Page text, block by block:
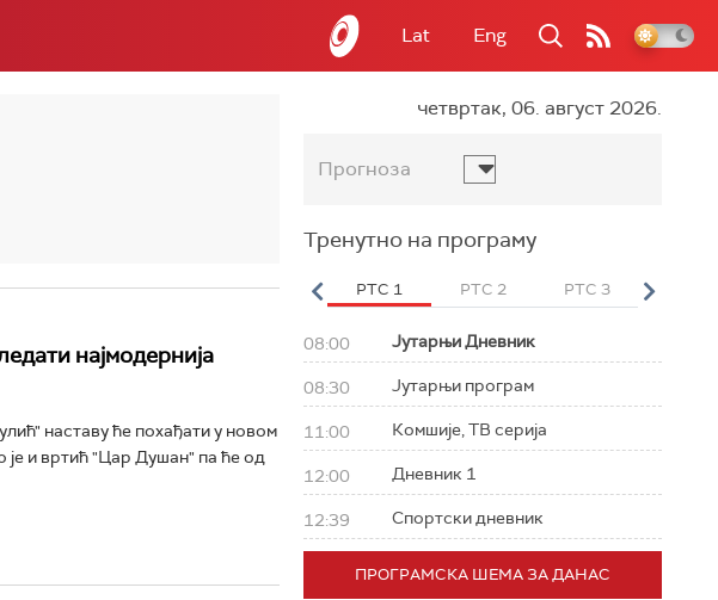
Lat Eng
најмодернија
наставу ће похађати у новом
је и вртић "Цар Душан" па ће од
четвртак, 06. август 2026.
Прогноза
Тренутно на програму
РТС 3 РТС Свет РТС HD РТС 1 РТС 2 РТС 3 РТС
08:00 Јутарњи Дневник
08:30 Јутарњи програм
11:00 Комшије, ТВ серија
12:00 Дневник 1
12:39 Спортски дневник
ПРОГРАМСКА ШЕМА ЗА ДАНАС